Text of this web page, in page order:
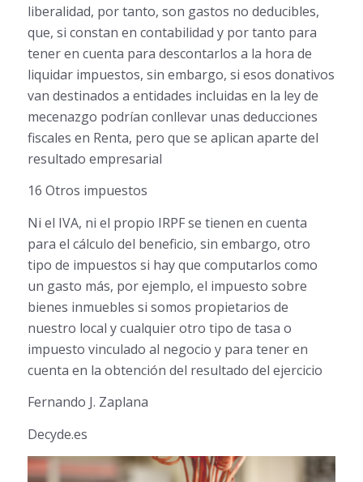
liberalidad, por tanto, son gastos no deducibles,
que, si constan en contabilidad y por tanto para
tener en cuenta para descontarlos a la hora de
liquidar impuestos, sin embargo, si esos donativos
van destinados a entidades incluidas en la ley de
mecenazgo podrían conllevar unas deducciones
fiscales en Renta, pero que se aplican aparte del
resultado empresarial
16 Otros impuestos
Ni el IVA, ni el propio IRPF se tienen en cuenta
para el cálculo del beneficio, sin embargo, otro
tipo de impuestos si hay que computarlos como
un gasto más, por ejemplo, el impuesto sobre
bienes inmuebles si somos propietarios de
nuestro local y cualquier otro tipo de tasa o
impuesto vinculado al negocio y para tener en
cuenta en la obtención del resultado del ejercicio
Fernando J. Zaplana
Decyde.es